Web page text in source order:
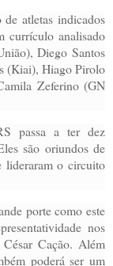
de atletas indicados
currículo analisado
Diego Santos
(Kiai), Hiago Pirolo
Zeferino (GN
passa a ter dez
são oriundos de
lideraram o circuito
porte como este
nos
Cação. Além
poderá ser um